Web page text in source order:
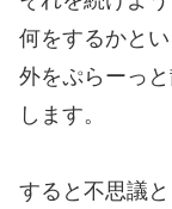
何をするかと
外をぷらーっ
します。
すると不思議